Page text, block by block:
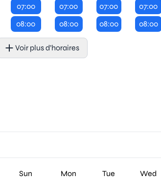
07:00
08:00
07:00
08:00
07:00
08:00
07:00
08:00
Voir plus d’horaires
Sun
Mon
Tue
Wed